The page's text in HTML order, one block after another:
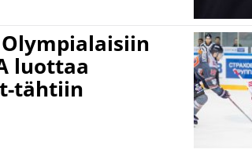
luottaa
tähtiin